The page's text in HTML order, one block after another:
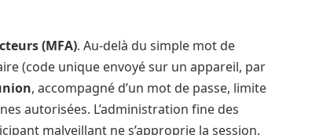
(MFA). Au-delà du simple mot de
(code unique envoyé sur un appareil, par
, accompagné d’un mot de passe, limite
autorisées. L’administration fine des
malveillant ne s’approprie la session.